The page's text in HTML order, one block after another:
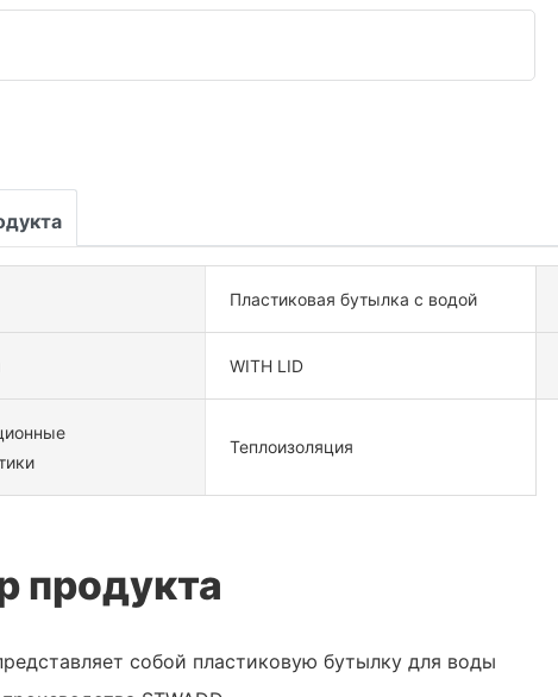
Пластиковая бутылка с водой
WITH LID
Теплоизоляция
продукта
собой пластиковую бутылку для воды